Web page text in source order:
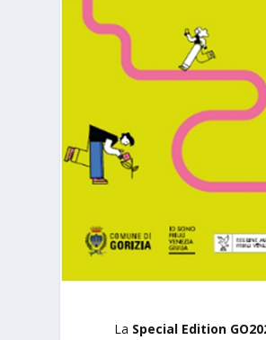
La Special Edition